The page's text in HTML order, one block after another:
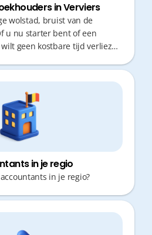
in Verviers
wolstad, bruist van de
u nu starter bent of een
geen kostbare tijd verliezen
niet alleen voor correcte
snel, proactief fiscaal advies
in je regio
in je regio?